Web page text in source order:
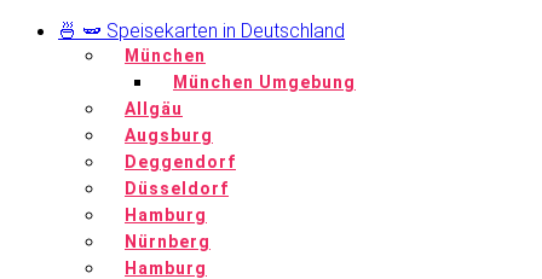
🍜 🫛 Speisekarten in Deutschland
München
München Umgebung
Allgäu
Augsburg
Deggendorf
Düsseldorf
Hamburg
Nürnberg
Hamburg